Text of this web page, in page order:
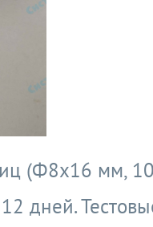
(Ф8х16 мм,
дней.